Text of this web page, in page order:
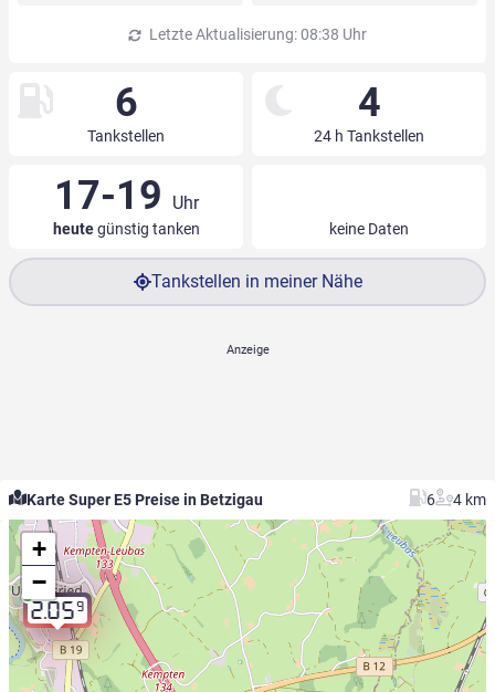
Letzte Aktualisierung: 08:38 Uhr
6
Tankstellen
4
24 h Tankstellen
17-19 Uhr
heutegünstig tanken keine Daten
Tankstellen in meiner Nähe
Karte Super E5 Preise in Betzigau 6 4 km
2.059
+
−